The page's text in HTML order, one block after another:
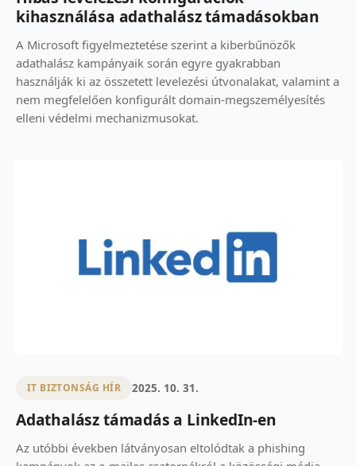
kihasználása adathalász támadásokban
A Microsoft figyelmeztetése szerint a kiberbűnözők
adathalász kampányaik során egyre gyakrabban
használják ki az összetett levelezési útvonalakat, valamint a
nem megfelelően konfigurált domain‑megszemélyesítés
elleni védelmi mechanizmusokat.
IT BIZTONSÁG HÍR 2025. 10. 31.
Adathalász támadás a LinkedIn-en
Az utóbbi években látványosan eltolódtak a phishing